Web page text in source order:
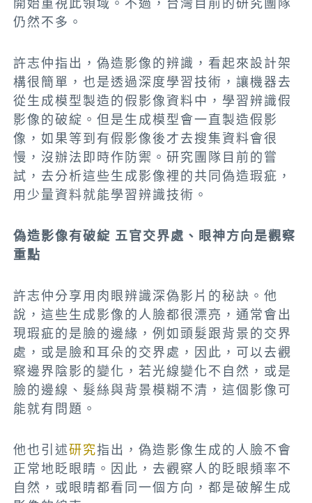
開始重視此領域。不過，台灣目前的研究團隊
仍然不多。
許志仲指出，偽造影像的辨識，看起來設計架
構很簡單，也是透過深度學習技術，讓機器去
從生成模型製造的假影像資料中，學習辨識假
影像的破綻。但是生成模型會一直製造假影
像，如果等到有假影像後才去搜集資料會很
慢，沒辦法即時作防禦。研究團隊目前的嘗
試，去分析這些生成影像裡的共同偽造瑕疵，
用少量資料就能學習辨識技術。
偽造影像有破綻 五官交界處、眼神方向是觀察
重點
許志仲分享用肉眼辨識深偽影片的秘訣。他
說，這些生成影像的人臉都很漂亮，通常會出
現瑕疵的是臉的邊緣，例如頭髮跟背景的交界
處，或是臉和耳朵的交界處，因此，可以去觀
察邊界陰影的變化，若光線變化不自然，或是
臉的邊線、髮絲與背景模糊不清，這個影像可
能就有問題。
他也引述研究指出，偽造影像生成的人臉不會
正常地眨眼睛。因此，去觀察人的眨眼頻率不
自然，或眼睛都看同一個方向，都是破解生成